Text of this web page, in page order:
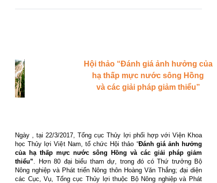
Hội thảo “Đánh giá ảnh hưởng của
hạ thấp mực nước sông Hồng
và các giải pháp giảm thiểu”
Ngày , tại 22/3/2017, Tổng cục Thủy lợi phối hợp với Viện Khoa
học Thủy lợi Việt Nam, tổ chức Hội thảo “Đánh giá ảnh hưởng
của hạ thấp mực nước sông Hồng và các giải pháp giảm
thiểu”. Hơn 80 đại biểu tham dự, trong đó có Thứ trưởng Bộ
Nông nghiệp và Phát triển Nông thôn Hoàng Văn Thắng; đại diện
các Cục, Vụ, Tổng cục Thủy lợi thuộc Bộ Nông nghiệp và Phát